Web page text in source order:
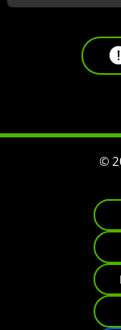
©